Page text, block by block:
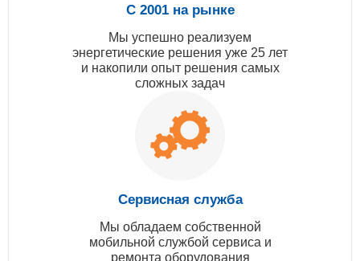
С 2001 на рынке
Мы успешно реализуем
энергетические решения уже 25 лет
и накопили опыт решения самых
сложных задач
Сервисная служба
Мы обладаем собственной
мобильной службой сервиса и
ремонта оборудования